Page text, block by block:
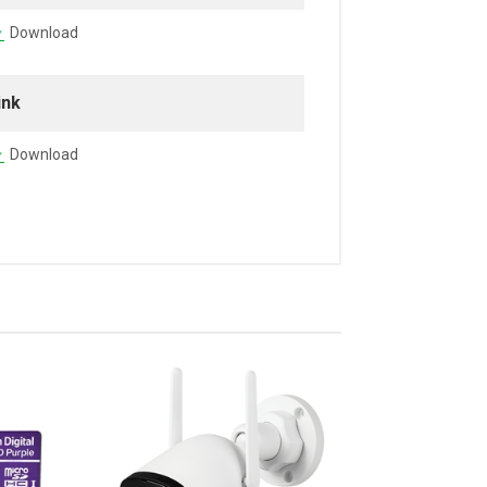
Download
Download